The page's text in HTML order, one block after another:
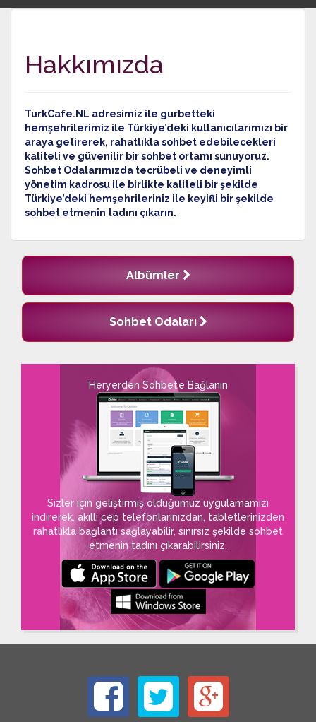
Hakkımızda
TurkCafe.NL adresimiz ile gurbetteki
hemşehrilerimiz ile Türkiye’deki kullanıcılarımızı bir
araya getirerek, rahatlıkla sohbet edebilecekleri
kaliteli ve güvenilir bir sohbet ortamı sunuyoruz.
Sohbet Odalarımızda tecrübeli ve deneyimli
yönetim kadrosu ile birlikte kaliteli bir şekilde
Türkiye’deki hemşehrileriniz ile keyifli bir şekilde
sohbet etmenin tadını çıkarın.
Albümler
Sohbet Odaları
Heryerden Sohbet’e Bağlanın
Sizler için geliştirmiş olduğumuz uygulamamızı
indirerek, akıllı cep telefonlarınızdan, tabletlerinizden
rahatlıkla bağlantı sağlayabilir, sınırsız şekilde sohbet
etmenin tadını çıkarabilirsiniz.